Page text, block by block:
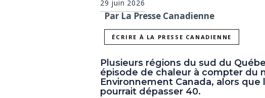
29 juin 2026
Par La Presse Canadienne
ÉCRIRE À LA PRESSE CANADIENNE
Plusieurs régions du sud du
épisode de chaleur à compter du
Environnement Canada, alors
pourrait dépasser 40.